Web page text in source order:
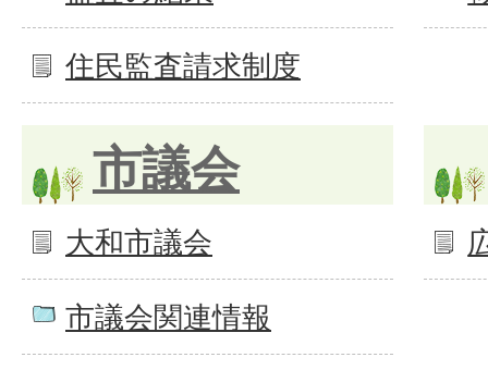
住民監査請求制度
市議会
大和市議会
市議会関連情報